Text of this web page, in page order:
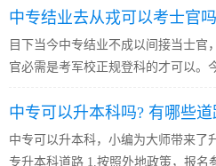
舍去问问教师查询了。可按照结业证
中专结业去从戎可以考士官吗
目下当今中专结业不成以间接当士官
官必需是考军校正规登科的才可以。
选拔范畴 1，普通兵士，提干是根本
中专可以升本科吗? 有哪些道
中专可以升本科，小编为大师带来了
专升本科道路 1.按照外地政策，报名